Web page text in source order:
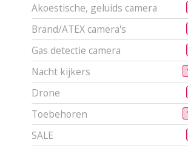
Akoestische, geluids camera
Brand/ATEX camera's
Gas detectie camera
Nacht kijkers
Drone
Toebehoren
SALE